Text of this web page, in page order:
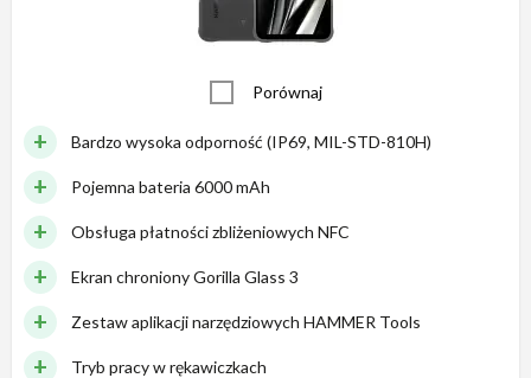
Porównaj
Bardzo wysoka odporność (IP69, MIL-STD-810H)
Pojemna bateria 6000 mAh
Obsługa płatności zbliżeniowych NFC
Ekran chroniony Gorilla Glass 3
Zestaw aplikacji narzędziowych HAMMER Tools
Tryb pracy w rękawiczkach